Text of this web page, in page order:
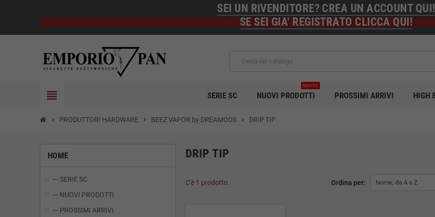
SEI UN RIVENDITORE? CREA UN ACCOUNT QUI!
SE SEI GIA' REGISTRATO CLICCA QUI!
view_headline SERIE SC NUOVI PRODOTTI
NOVITA'
PROSSIMI ARRIVI HIGH
chevron_right PRODUTTORI HARDWARE chevron_right BEEZ VAPOR by DREAMODS chevron_right DRIP TIP
HOME
--- SERIE SC
--- NUOVI PRODOTTI
--- PROSSIMI ARRIVI
DRIP TIP
Ordina per: Nome, da A a Z
C'è 1 prodotto.